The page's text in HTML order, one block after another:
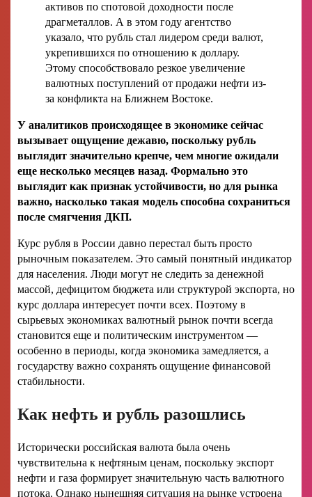
активов по спотовой доходности после
драгметаллов. А в этом году агентство
указало, что рубль стал лидером среди валют,
укрепившихся по отношению к доллару.
Этому способствовало резкое увеличение
валютных поступлений от продажи нефти из-
за конфликта на Ближнем Востоке.
У аналитиков происходящее в экономике сейчас
вызывает ощущение дежавю, поскольку рубль
выглядит значительно крепче, чем многие ожидали
еще несколько месяцев назад. Формально это
выглядит как признак устойчивости, но для рынка
важно, насколько такая модель способна сохраниться
после смягчения ДКП.
Курс рубля в России давно перестал быть просто
рыночным показателем. Это самый понятный индикатор
для населения. Люди могут не следить за денежной
массой, дефицитом бюджета или структурой экспорта, но
курс доллара интересует почти всех. Поэтому в
сырьевых экономиках валютный рынок почти всегда
становится еще и политическим инструментом —
особенно в периоды, когда экономика замедляется, а
государству важно сохранять ощущение финансовой
стабильности.
Как нефть и рубль разошлись
Исторически российская валюта была очень
чувствительна к нефтяным ценам, поскольку экспорт
нефти и газа формирует значительную часть валютного
потока. Однако нынешняя ситуация на рынке устроена